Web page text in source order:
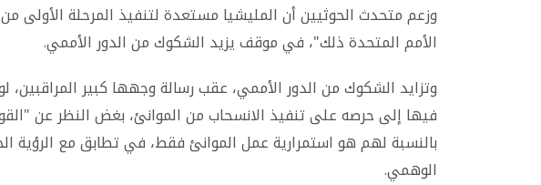
وزعم متحدث الحوثيين أن المليشيا مستعدة لتنفيذ المرحلة الأولى
الأمم المتحدة ذلك"، في موقف يزيد الشكوك من الدور الأممي.
وتزايد الشكوك من الدور الأممي، عقب رسالة وجهها كبير المراقبين،
فيها إلى حرصه على تنفيذ الانسحاب من الموانئ، بغض النظر عن
بالنسبة لهم هو استمرارية عمل الموانئ فقط، في تطابق مع الرؤية
الوهمي.